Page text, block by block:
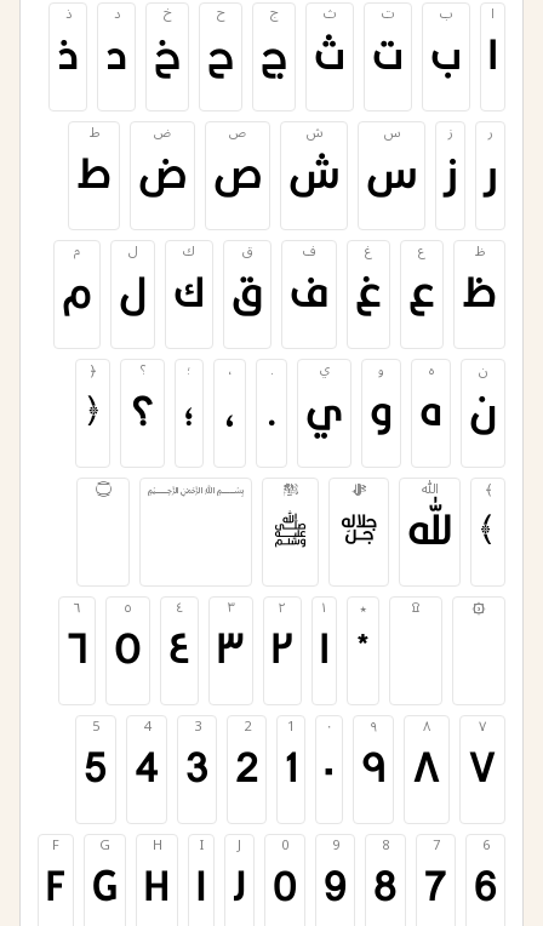
ا
ا
ب
ب
ت
ت
ث
ث
ج
ج
ح
ح
خ
خ
د
د
ذ
ذ
ر
ر
ز
ز
س
س
ش
ش
ص
ص
ض
ض
ط
ط
ظ
ظ
ع
ع
غ
غ
ف
ف
ق
ق
ك
ك
ل
ل
م
م
ن
ن
ه
ه
و
و
ي
ي
.
.
،
،
؛
؛
؟
؟
﴿
﴿
﴾
﴾
ﷲ
ﷲ
ﷻ
ﷻ
ﷺ
ﷺ
﷽ ۝
۞ ۩ ٭
٭
١
١
٢
٢
٣
٣
٤
٤
٥
٥
٦
٦
٧
٧
٨
٨
٩
٩
٠
٠
1
1
2
2
3
3
4
4
5
5
6
6
7
7
8
8
9
9
0
0
J
J
I
I
H
H
G
G
F
F